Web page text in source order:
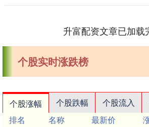
升富配资文章已加载
个股实时涨跌榜
个股涨幅 个股跌幅 个股流入
排名
名称 最新价